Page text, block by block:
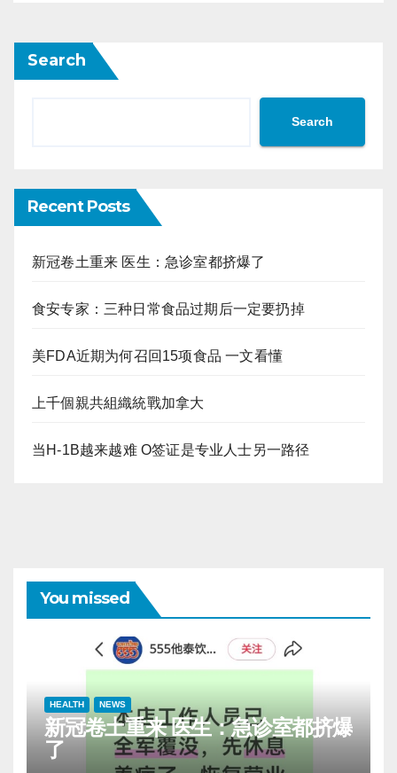
Search
Search
Recent Posts
新冠卷土重来 医生：急诊室都挤爆了
食安专家：三种日常食品过期后一定要扔掉
美FDA近期为何召回15项食品 一文看懂
上千個親共組織統戰加拿大
当H-1B越来越难 O签证是专业人士另一路径
You missed
HEALTH NEWS
新冠卷土重来 医生：急诊室都挤爆
了